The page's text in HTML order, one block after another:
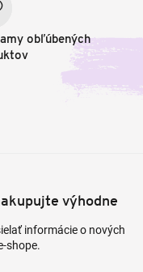
obľúbených
výhodne
informácie o nových
shope.